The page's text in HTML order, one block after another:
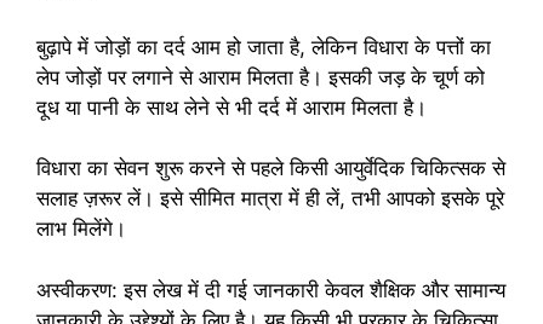
बुढ़ापे में जोड़ों का दर्द आम हो जाता है, लेकिन विधारा के पत्तों का
लेप जोड़ों पर लगाने से आराम मिलता है। इसकी जड़ के चूर्ण को
दूध या पानी के साथ लेने से भी दर्द में आराम मिलता है।
विधारा का सेवन शुरू करने से पहले किसी आयुर्वेदिक चिकित्सक से
सलाह ज़रूर लें। इसे सीमित मात्रा में ही लें, तभी आपको इसके पूरे
लाभ मिलेंगे।
अस्वीकरण: इस लेख में दी गई जानकारी केवल शैक्षिक और सामान्य